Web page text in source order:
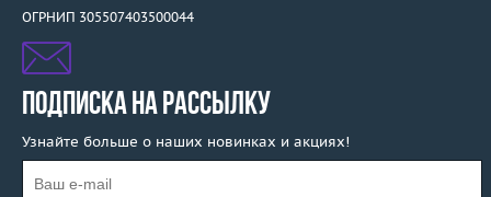
ОГРНИП 305507403500044
ПОДПИСКА НА РАССЫЛКУ
Узнайте больше о наших новинках и акциях!